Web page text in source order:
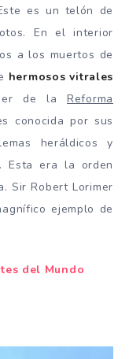
es un telón de
En el interior
a los muertos de
hermosos vitrales
de laReforma
conocida por sus
heráldicos y
Esta era la orden
Sir Robert Lorimer
ejemplo de
del Mundo